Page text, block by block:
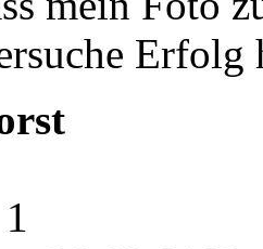
Erfolg
1